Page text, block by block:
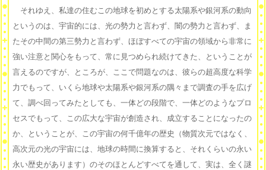
それゆえ、私達の住むこの地球を初めとする太陽系や銀河系の動向
というのは、宇宙的には、光の勢力と言わず、闇の勢力と言わず、ま
たその中間の第三勢力と言わず、ほぼすべての宇宙の領域から非常に
強い注意と関心をもって、常に見つめられ続けてきた、ということが
言えるのですが、ところが、ここで問題なのは、彼らの超高度な科学
力でもって、いくら地球や太陽系や銀河系の隅々まで調査の手を広げ
て、調べ回ってみたとしても、一体どの段階で、一体どのようなプロ
セスでもって、この広大な宇宙が創造され、成立することになったの
か、ということが、この宇宙の何千億年の歴史（物質次元ではなく、
高次元の光の宇宙には、地球の時間に換算すると、それくらいの永い
永い歴史があります）のそのほとんどすべてを通して、実は、全く謎